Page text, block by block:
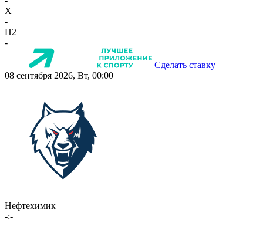
X
-
П2
-
Сделать ставку
08 сентября 2026, Вт, 00:00
Нефтехимик
-:-